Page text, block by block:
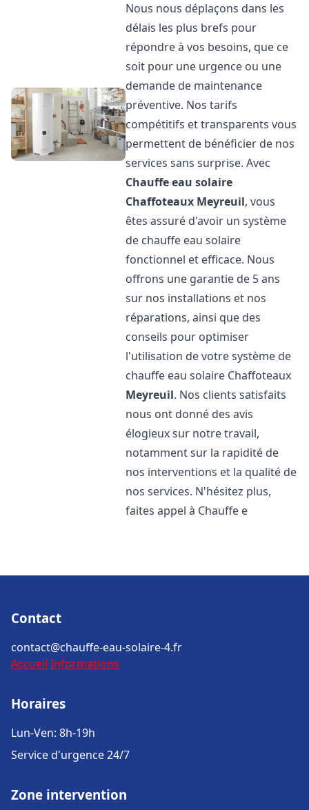
Nous nous déplaçons dans les
délais les plus brefs pour
répondre à vos besoins, que ce
soit pour une urgence ou une
demande de maintenance
préventive. Nos tarifs
compétitifs et transparents vous
permettent de bénéficier de nos
services sans surprise. Avec
Chauffe eau solaire
Chaffoteaux Meyreuil, vous
êtes assuré d'avoir un système
de chauffe eau solaire
fonctionnel et efficace. Nous
offrons une garantie de 5 ans
sur nos installations et nos
réparations, ainsi que des
conseils pour optimiser
l'utilisation de votre système de
chauffe eau solaire Chaffoteaux
Meyreuil. Nos clients satisfaits
nous ont donné des avis
élogieux sur notre travail,
notamment sur la rapidité de
nos interventions et la qualité de
nos services. N'hésitez plus,
faites appel à Chauffe e
Contact
contact@chauffe-eau-solaire-4.fr
Accueil Informations
Horaires
Lun-Ven: 8h-19h
Service d'urgence 24/7
Zone intervention